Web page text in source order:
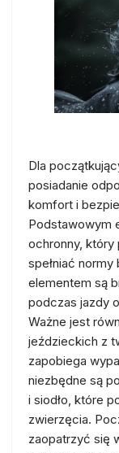
Dla
posiadanie
komfort i
Podstawowym
ochronny, który
spełniać
elementem są
podczas jazdy
Ważne jest
jeździeckich z
zapobiega
niezbędne są
i siodło, które
zwierzęcia.
zaopatrzyć się